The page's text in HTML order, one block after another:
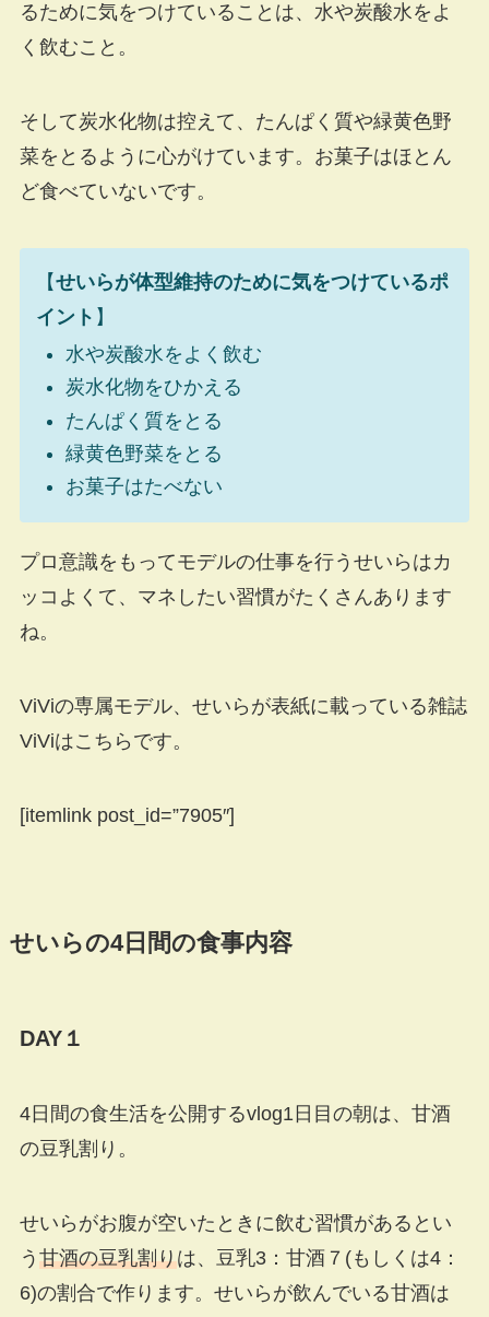
るために気をつけていることは、水や炭酸水をよ
く飲むこと。
そして炭水化物は控えて、たんぱく質や緑黄色野
菜をとるように心がけています。お菓子はほとん
ど食べていないです。
【せいらが体型維持のために気をつけているポ
イント 】
水や炭酸水をよく飲む
炭水化物をひかえる
たんぱく質をとる
緑黄色野菜をとる
お菓子はたべない
プロ意識をもってモデルの仕事を行うせいらはカ
ッコよくて、マネしたい習慣がたくさんあります
ね。
ViViの専属モデル、せいらが表紙に載っている雑誌
ViViはこちらです。
[itemlink post_id=”7905″]
せいらの4日間の食事内容
DAY１
4日間の食生活を公開するvlog1日目の朝は、甘酒
の豆乳割り。
せいらがお腹が空いたときに飲む習慣があるとい
う 甘酒の豆乳割りは、豆乳3：甘酒７(もしくは4：
6)の割合で作ります。せいらが飲んでいる甘酒は